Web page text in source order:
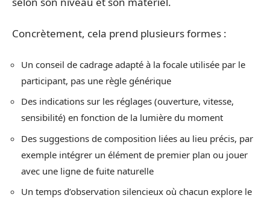
Concrètement, cela prend plusieurs formes :
Un conseil de cadrage adapté à la focale utilisée par le
participant, pas une règle générique
Des indications sur les réglages (ouverture, vitesse,
sensibilité) en fonction de la lumière du moment
Des suggestions de composition liées au lieu précis, par
exemple intégrer un élément de premier plan ou jouer
avec une ligne de fuite naturelle
Un temps d’observation silencieux où chacun explore le